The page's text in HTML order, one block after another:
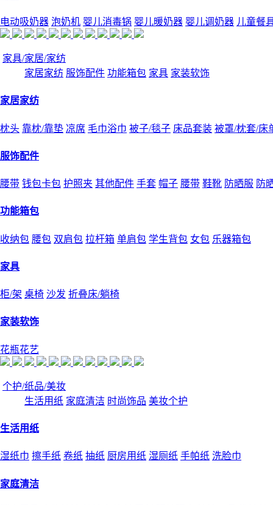
电动吸奶器 泡奶机 婴儿消毒锅 婴儿暖奶器 婴儿调奶器 儿童餐
家具/家居/家纺
家居家纺 服饰配件 功能箱包 家具 家装软饰
家居家纺
枕头 靠枕/靠垫 凉席 毛巾浴巾 被子/毯子 床品套装 被罩/枕套/床
服饰配件
腰带 钱包卡包 护照夹 其他配件 手套 帽子 腰带 鞋靴 防晒服 防
功能箱包
收纳包 腰包 双肩包 拉杆箱 单肩包 学生背包 女包 乐器箱包
家具
柜/架 桌椅 沙发 折叠床/躺椅
家装软饰
花瓶花艺
个护/纸品/美妆
生活用纸 家庭清洁 时尚饰品 美妆个护
生活用纸
湿纸巾 擦手纸 卷纸 抽纸 厨房用纸 湿厕纸 手帕纸 洗脸巾
家庭清洁